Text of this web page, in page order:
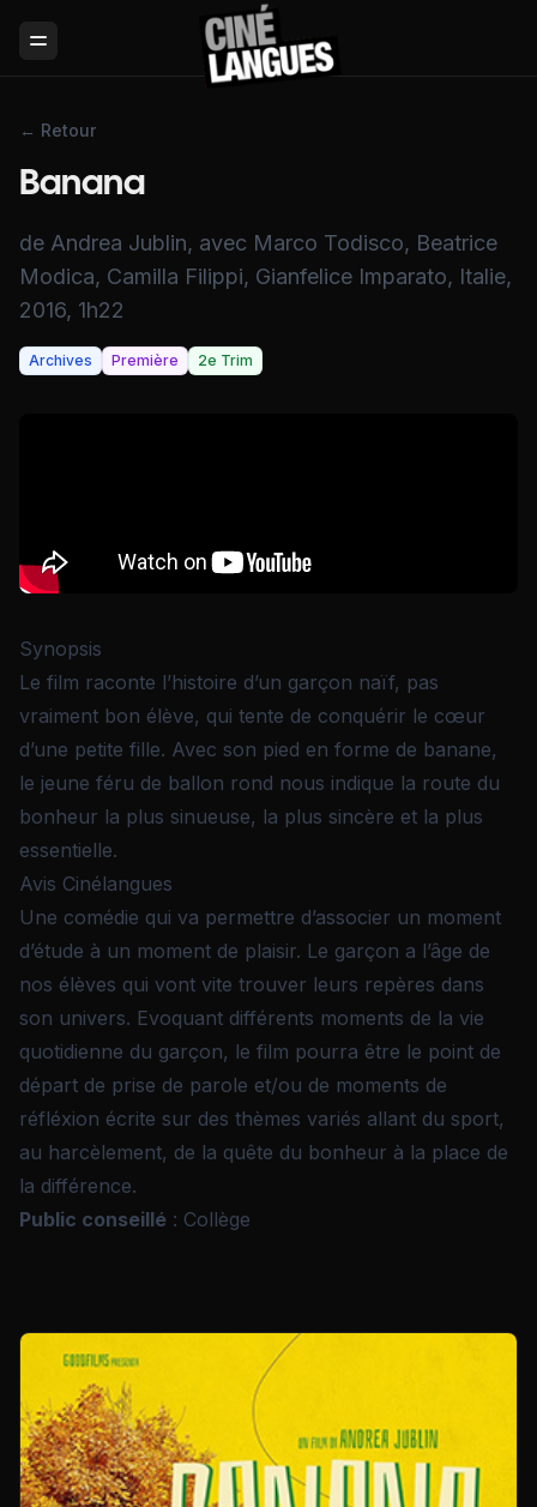
Toggle Menu
← Retour
Banana
de Andrea Jublin, avec Marco Todisco, Beatrice
Modica, Camilla Filippi, Gianfelice Imparato, Italie,
2016, 1h22
Archives Première 2e Trim
Synopsis
Le film raconte l’histoire d’un garçon naïf, pas
vraiment bon élève, qui tente de conquérir le cœur
d’une petite fille. Avec son pied en forme de banane,
le jeune féru de ballon rond nous indique la route du
bonheur la plus sinueuse, la plus sincère et la plus
essentielle.
Avis Cinélangues
Une comédie qui va permettre d’associer un moment
d’étude à un moment de plaisir. Le garçon a l’âge de
nos élèves qui vont vite trouver leurs repères dans
son univers. Evoquant différents moments de la vie
quotidienne du garçon, le film pourra être le point de
départ de prise de parole et/ou de moments de
réfléxion écrite sur des thèmes variés allant du sport,
au harcèlement, de la quête du bonheur à la place de
la différence.
Public conseillé : Collège